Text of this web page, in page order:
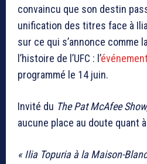
convaincu que son destin
unification des titres face à
sur ce qui s’annonce comme
l’histoire de l’UFC : l’
programmé le 14 juin.
Invité du The Pat McAfee Show
aucune place au doute quant
« Ilia Topuria à la Maison-